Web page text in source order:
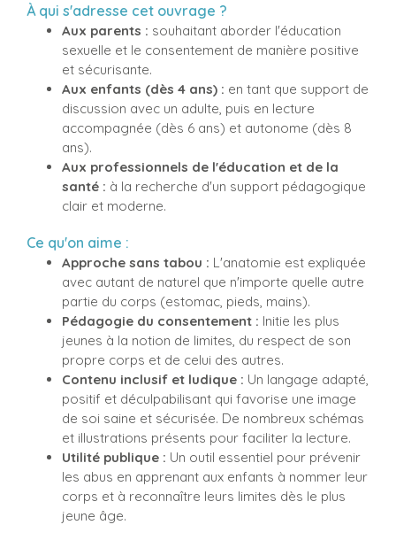
À qui s'adresse cet ouvrage ?
Aux parents : souhaitant aborder l'éducation
sexuelle et le consentement de manière positive
et sécurisante.
Aux enfants (dès 4 ans) : en tant que support de
discussion avec un adulte, puis en lecture
accompagnée (dès 6 ans) et autonome (dès 8
ans).
Aux professionnels de l'éducation et de la
santé : à la recherche d'un support pédagogique
clair et moderne.
Ce qu'on aime :
Approche sans tabou : L'anatomie est expliquée
avec autant de naturel que n'importe quelle autre
partie du corps (estomac, pieds, mains).
Pédagogie du consentement : Initie les plus
jeunes à la notion de limites, du respect de son
propre corps et de celui des autres.
Contenu inclusif et ludique : Un langage adapté,
positif et déculpabilisant qui favorise une image
de soi saine et sécurisée. De nombreux schémas
et illustrations présents pour faciliter la lecture.
Utilité publique : Un outil essentiel pour prévenir
les abus en apprenant aux enfants à nommer leur
corps et à reconnaître leurs limites dès le plus
jeune âge.